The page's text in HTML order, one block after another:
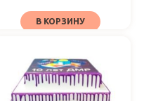
В КОРЗИНУ